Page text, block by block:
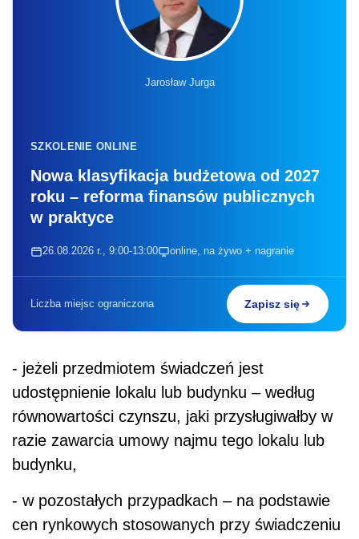
Jarosław Jurga
SZKOLENIE ONLINE
Nowa klasyfikacja budżetowa od 2027
roku – reforma finansów publicznych
w praktyce
26.08.2026 r., 9:00-13:00 online, na żywo + nagranie
Liczba miejsc ograniczona Zapisz się
- jeżeli przedmiotem świadczeń jest
udostępnienie lokalu lub budynku – według
równowartości czynszu, jaki przysługiwałby w
razie zawarcia umowy najmu tego lokalu lub
budynku,
- w pozostałych przypadkach – na podstawie
cen rynkowych stosowanych przy świadczeniu